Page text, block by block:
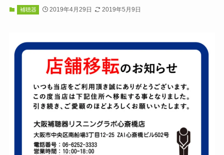
補聴器 2019年4月29日 2019年5月9日